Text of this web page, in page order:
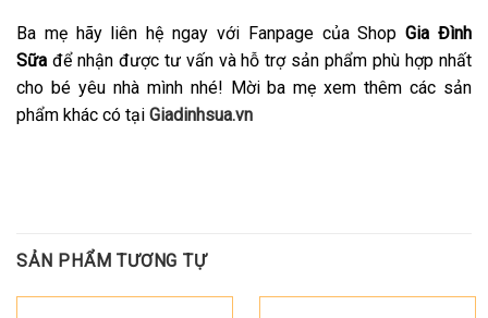
Ba mẹ hãy liên hệ ngay với Fanpage của ShopGia Đình
Sữa để nhận được tư vấn và hỗ trợ sản phẩm phù hợp nhất
cho bé yêu nhà mình nhé! Mời ba mẹ xem thêm các sản
phẩm khác có tại Giadinhsua.vn
SẢN PHẨM TƯƠNG TỰ